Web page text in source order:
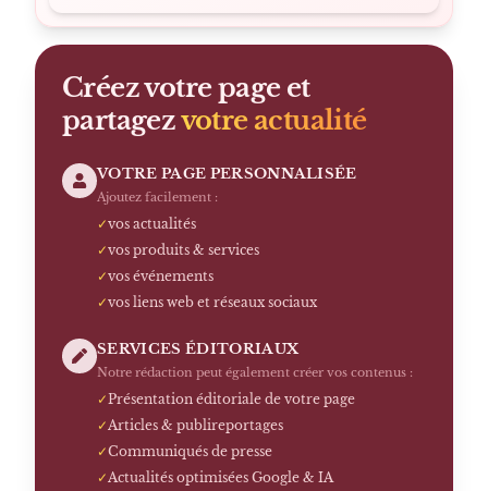
Créez votre page et
partagezvotre actualité
VOTRE PAGE PERSONNALISÉE
Ajoutez facilement :
✓vos actualités
✓vos produits & services
✓vos événements
✓vos liens web et réseaux sociaux
SERVICES ÉDITORIAUX
Notre rédaction peut également créer vos contenus :
✓Présentation éditoriale de votre page
✓ Articles & publireportages
✓Communiqués de presse
✓ Actualités optimisées Google & IA